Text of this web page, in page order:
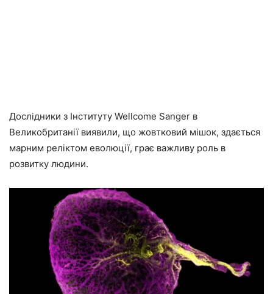
Дослідники з Інституту Wellcome Sanger в
Великобританії виявили, що жовтковий мішок, здається
марним реліктом еволюції, грає важливу роль в
розвитку людини.